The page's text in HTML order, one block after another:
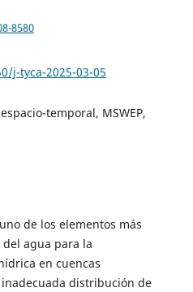
8580
j-tyca-2025-03-05
temporal, MSWEP,
de los elementos más
agua para la
en cuencas
distribución de